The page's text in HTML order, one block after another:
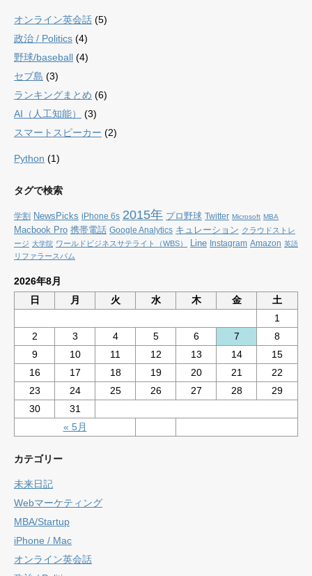
オンライン英会話 (5)
政治 / Politics (4)
野球/baseball (4)
セブ島 (3)
ランキングまとめ (6)
AI（人工知能）
(3)
スマートスピーカー (2)
Python (1)
タグで検索
学割 NewsPicks iPhone 6s 2015年 プロ野球 Twitter Microsoft MBA
Macbook Pro 携帯電話 Google Analytics キュレーション クラウドストレ
ージ 大学院 ワールドビジネスサテライト（WBS） Line Instagram Amazon 英語
リファラースパム
2026年8月
日
月 火 水 木 金 土
« 5月
1
2
3 4 5 6 7
8
9
10 11 12 13 14
15
16
17 18 19 20 21
22
23
24 25 26 27 28
29
30
31
カテゴリー
未来日記
Webマーケティング
MBA/Startup
iPhone / Mac
オンライン英会話